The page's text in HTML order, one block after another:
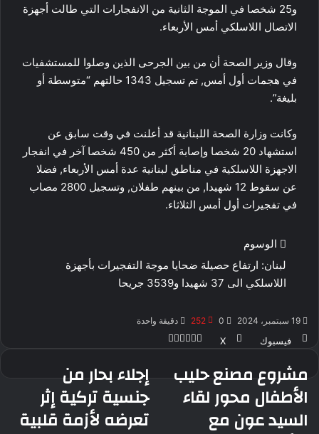
و25 شخصا في الموجة الثانية من الانفجارات التي طالت أجهزة
الاتصال اللاسلكي أمس الأربعاء.
وقال وزير الصحة أن من بين الجرحى الذين وصلوا للمستشفيات
في هجمات أول أمس, تم تسجيل 1343 حالتهم “متوسطة أو
بليغة”.
وكانت وزارة الصحة اللبنانية قد أعلنت في وقت سابق عن
استشهاد 20 شخصا وإصابة أكثر من 450 شخصا آخر في انفجار
الاجهزة اللاسلكية في مناطق لبنانية عدة أمس الأربعاء, فضلا
عن سقوط 12 شهيدا, من بينهم طفلان, وتسجيل 2800 مصاب
في تفجيرات أول أمس الثلاثاء.
الوسوم
لبنان: ارتفاع حصيلة ضحايا موجة التفجيرات بأجهزة
اللاسلكي الى 37 شهيدا و3539 جريحا
19 سبتمبر، 2024 0
252 دقيقة واحدة
فيسبوك ‫X
مشروع
مصنع
حليب
الأطفال
مشروع مصنع حليب
الأطفال محور لقاء
السيد عون مع
إجلاء
بحار
من
جنسية
تركية
إجلاء بحار من
جنسية تركية إثر
تعرضه لأزمة قلبية